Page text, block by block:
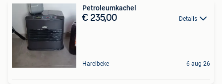
Petroleumkachel
€ 235,00 Details
Harelbeke 6 aug 26